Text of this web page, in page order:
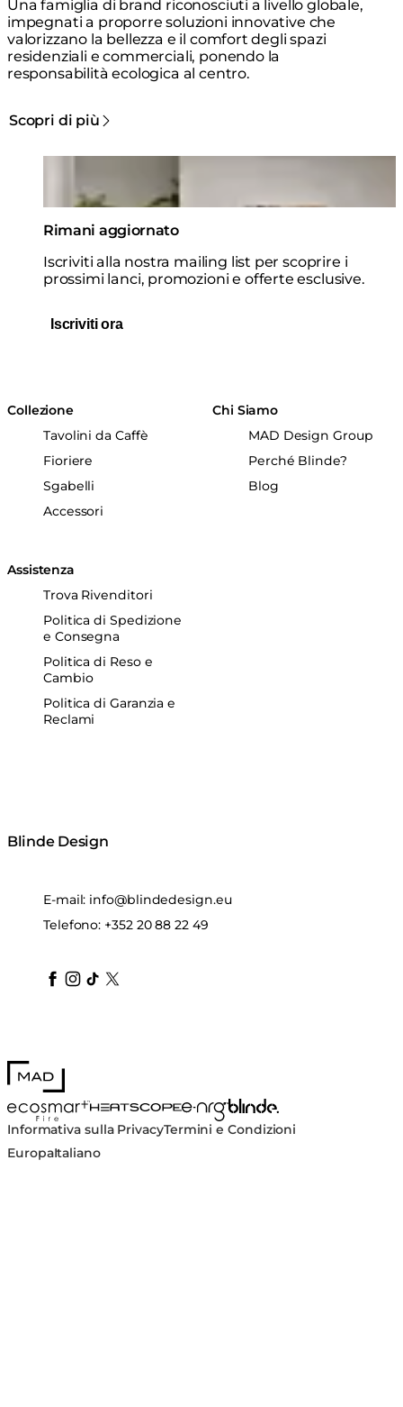
Una famiglia di brand riconosciuti a livello globale,
impegnati a proporre soluzioni innovative che
valorizzano la bellezza e il comfort degli spazi
residenziali e commerciali, ponendo la
responsabilità ecologica al centro.
Scopri di più
Rimani aggiornato
Iscriviti alla nostra mailing list per scoprire i
prossimi lanci, promozioni e offerte esclusive.
Iscriviti ora
Collezione
Tavolini da Caffè
Fioriere
Sgabelli
Accessori
Chi Siamo
MAD Design Group
Perché Blinde?
Blog
Assistenza
Trova Rivenditori
Politica di Spedizione
e Consegna
Politica di Reso e
Cambio
Politica di Garanzia e
Reclami
Blinde Design
E-mail: info@blindedesign.eu
Telefono: +352 20 88 22 49
blindedesign
blindedesign
blindedesign
blinde-design
blindedesign
MAD Design
EcoSmart FireHEATSCOPE® Heaters
e-NRG Bioethanol
Blinde Design
Informativa sulla PrivacyTermini e Condizioni
EuropaItaliano